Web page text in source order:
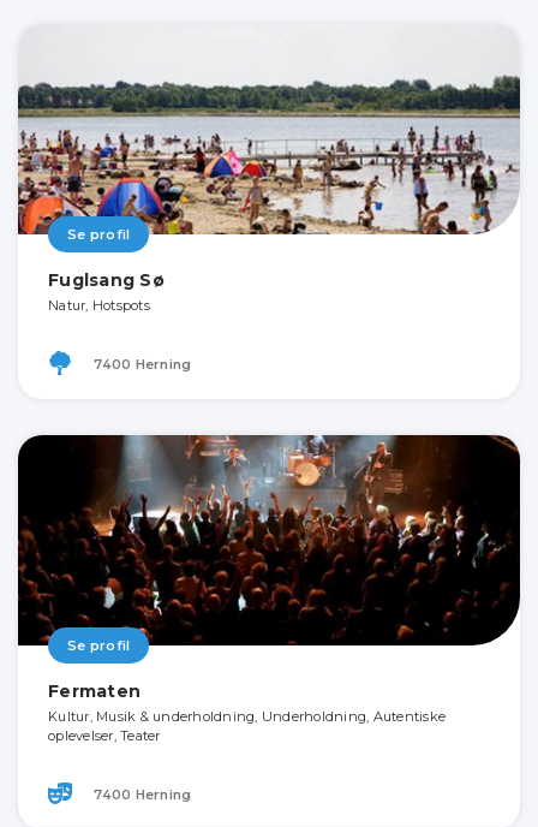
Se profil
Fuglsang Sø
Natur, Hotspots
7400 Herning
Se profil
Fermaten
Kultur, Musik & underholdning, Underholdning, Autentiske
oplevelser, Teater
7400 Herning